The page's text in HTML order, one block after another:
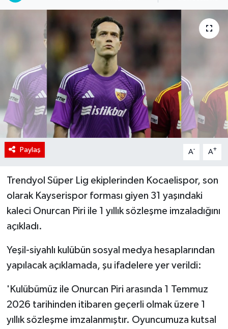
Paylaş A- A+
Trendyol Süper Lig ekiplerinden Kocaelispor, son
olarak Kayserispor forması giyen 31 yaşındaki
kaleci Onurcan Piri ile 1 yıllık sözleşme imzaladığını
açıkladı.
Yeşil-siyahlı kulübün sosyal medya hesaplarından
yapılacak açıklamada, şu ifadelere yer verildi:
'Kulübümüz ile Onurcan Piri arasında 1 Temmuz
2026 tarihinden itibaren geçerli olmak üzere 1
yıllık sözleşme imzalanmıştır. Oyuncumuza kutsal